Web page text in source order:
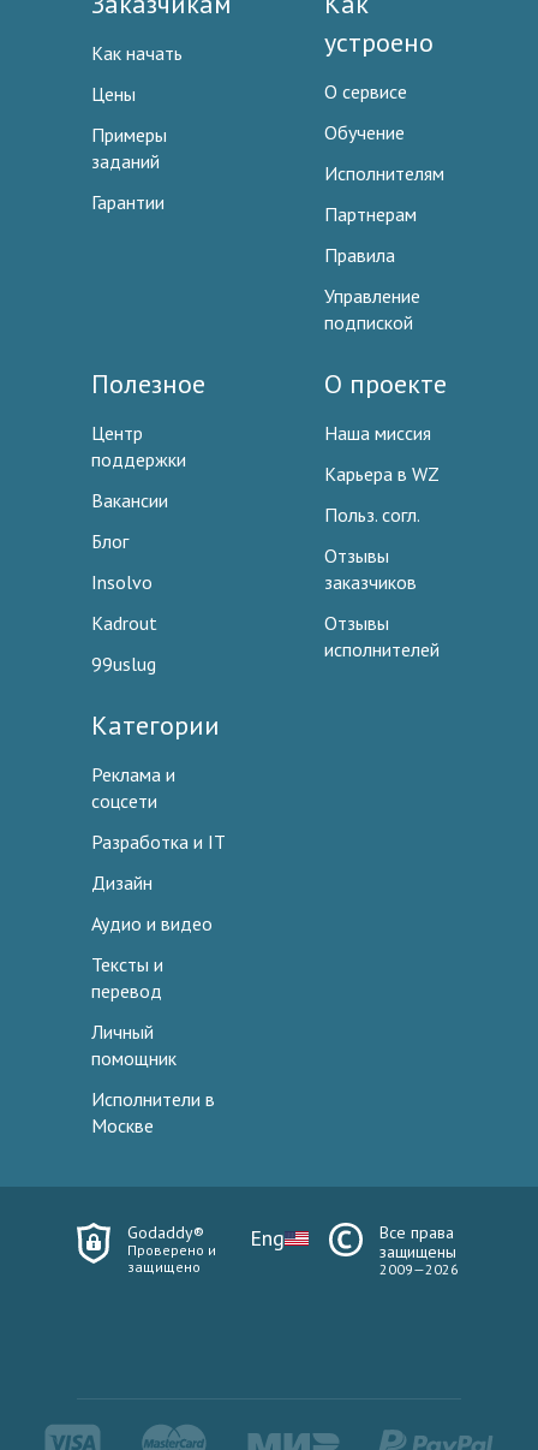
Как начать
Цены
Примеры
заданий
Гарантии
устроено
О сервисе
Обучение
Исполнителям
Партнерам
Правила
Управление
подпиской
Полезное
Центр
поддержки
Вакансии
Блог
Insolvo
Kadrout
99uslug
О проекте
Наша миссия
Карьера в WZ
Польз. согл.
Отзывы
заказчиков
Отзывы
исполнителей
Категории
Реклама и
соцсети
Разработка и IT
Дизайн
Аудио и видео
Тексты и
перевод
Личный
помощник
Исполнители в
Москве
Godaddy®
Проверено и
защищено
Eng
Все права
защищены
2009—2026